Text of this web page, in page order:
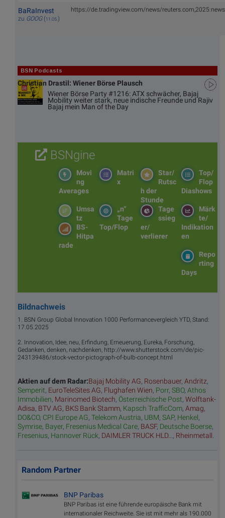
BaRaInvest
zu GOOG( 11.05.)
https://de.tradingview.com/news/
BSN Podcasts
Christian Drastil: Wiener Börse Plausch
Wiener Börse Party #1216: ATX schwächer, Bajaj
Mobility weiter stark, neue indische Freunde und Rajiv
Bajaj mein Man of the Day
BSNgine
Top/
Flop
Diashows
Star/
Rutsc
h der
Stunde
Matri
x
Movi
ng
Averages
Märk
te/
Indikation
en
Tage
ssieg
er/
verlierer
„n“
Tage
Top/Flop
Umsa
tz
BS-
Hitpa
rade
Repo
rting
Days
Bildnachweis
1. BSN Group Global Innovation 1000 Performancevergleich YTD, Stand:
17.05.2025
2. Innovation, Idee, neu, Erfindung, Erneuerung, Eureka, Forschung,
Gedanken, denken, nachdenken, http://www.shutterstock.com/de/pic-
243139486/stock-vector-pictograph-of-bulb-concept.html
Aktien auf dem Radar:Bajaj Mobility AG, Rosenbauer, Andritz,
Semperit, EuroTeleSites AG, Flughafen Wien, Porr, SBO, Athos
Immobilien, Marinomed Biotech, Österreichische Post, Wolftank-
Adisa, BTV AG, BKS Bank Stamm, Kapsch TrafficCom, Amag,
DO&CO, CPI Europe AG, Telekom Austria, UBM, SAP, Henkel,
Symrise, Bayer, Fresenius Medical Care, BASF, Deutsche Boerse,
Fresenius, Hannover Rück, DAIMLER TRUCK HLD... , Rheinmetall
Random Partner
BNP Paribas
BNP Paribas ist eine führende europäische Bank mit
internationaler Reichweite. Sie ist mit mehr als 190.000